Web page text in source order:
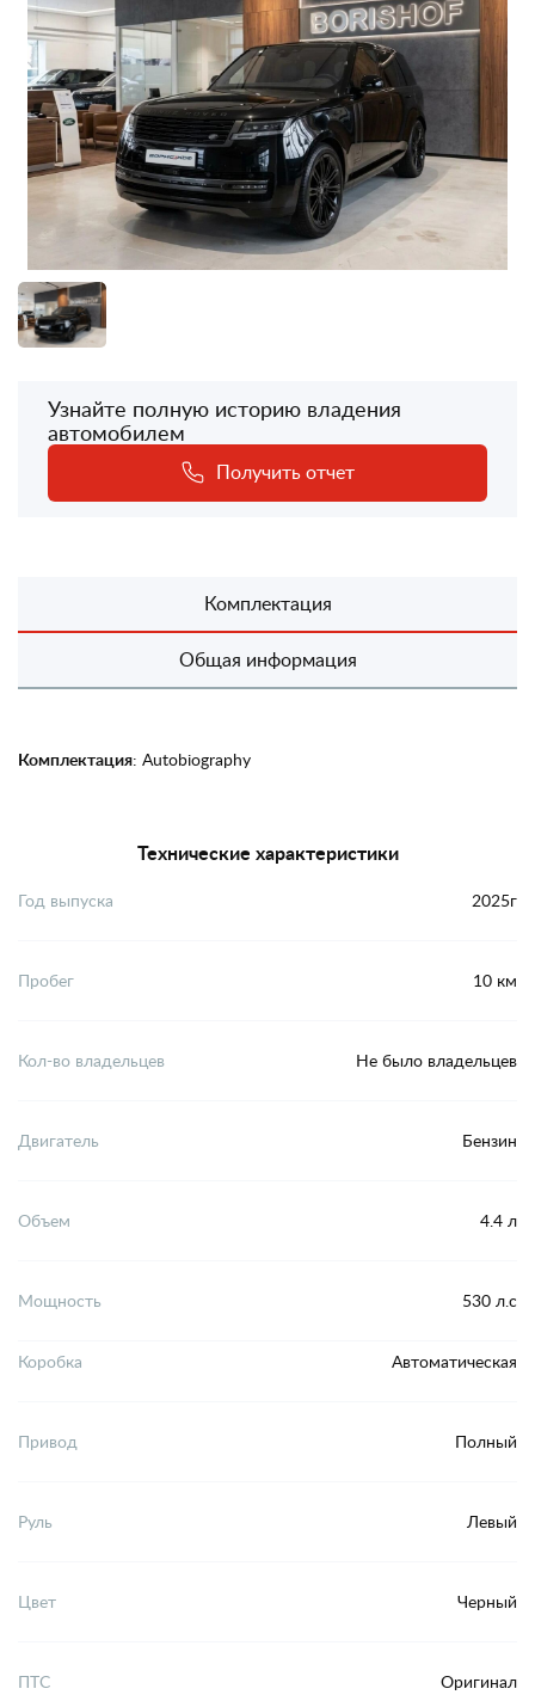
Узнайте полную историю владения
автомобилем
Получить отчет
Комплектация
Общая информация
Комплектация: Autobiography
Технические характеристики
Год выпуска 2025г
Пробег 10 км
Кол-во владельцев Не было владельцев
Двигатель Бензин
Объем 4.4 л
Мощность 530 л.с
Коробка Автоматическая
Привод Полный
Руль Левый
Цвет Черный
ПТС Оригинал